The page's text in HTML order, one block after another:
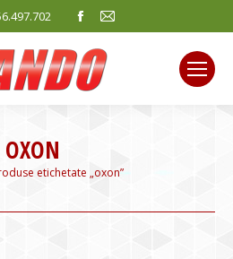
Facebook
opens
in
new
Mail
new
OXON
etichetate „oxon”